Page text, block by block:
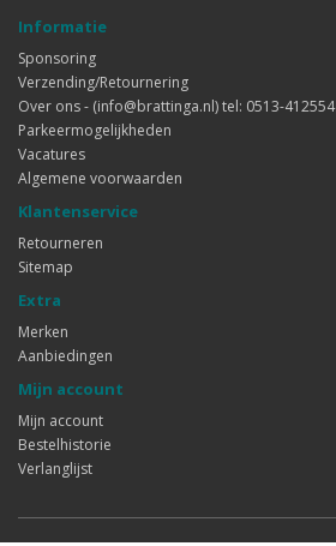
Informatie
Sponsoring
Verzending/Retournering
Over ons - (info@brattinga.nl) tel: 0513-412554
Parkeermogelijkheden
Vacatures
Algemene voorwaarden
Klantenservice
Retourneren
Sitemap
Extra
Merken
Aanbiedingen
Mijn account
Mijn account
Bestelhistorie
Verlanglijst